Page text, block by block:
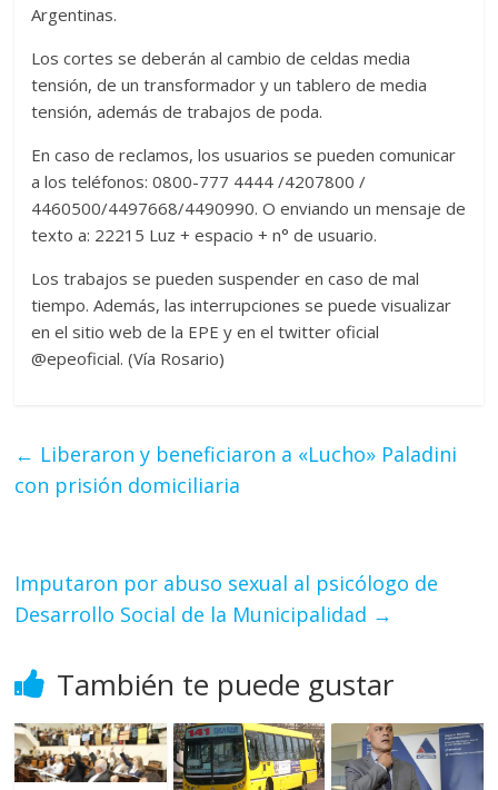
Argentinas.
Los cortes se deberán al cambio de celdas media
tensión, de un transformador y un tablero de media
tensión, además de trabajos de poda.
En caso de reclamos, los usuarios se pueden comunicar
a los teléfonos: 0800-777 4444 /4207800 /
4460500/4497668/4490990. O enviando un mensaje de
texto a: 22215 Luz + espacio + n° de usuario.
Los trabajos se pueden suspender en caso de mal
tiempo. Además, las interrupciones se puede visualizar
en el sitio web de la EPE y en el twitter oficial
@epeoficial. (Vía Rosario)
← Liberaron y beneficiaron a «Lucho» Paladini
con prisión domiciliaria
Imputaron por abuso sexual al psicólogo de
Desarrollo Social de la Municipalidad →
También te puede gustar